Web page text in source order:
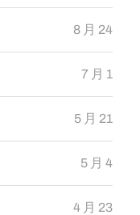
8 月 24
7 月 1
5 月 21
5 月 4
4 月 23